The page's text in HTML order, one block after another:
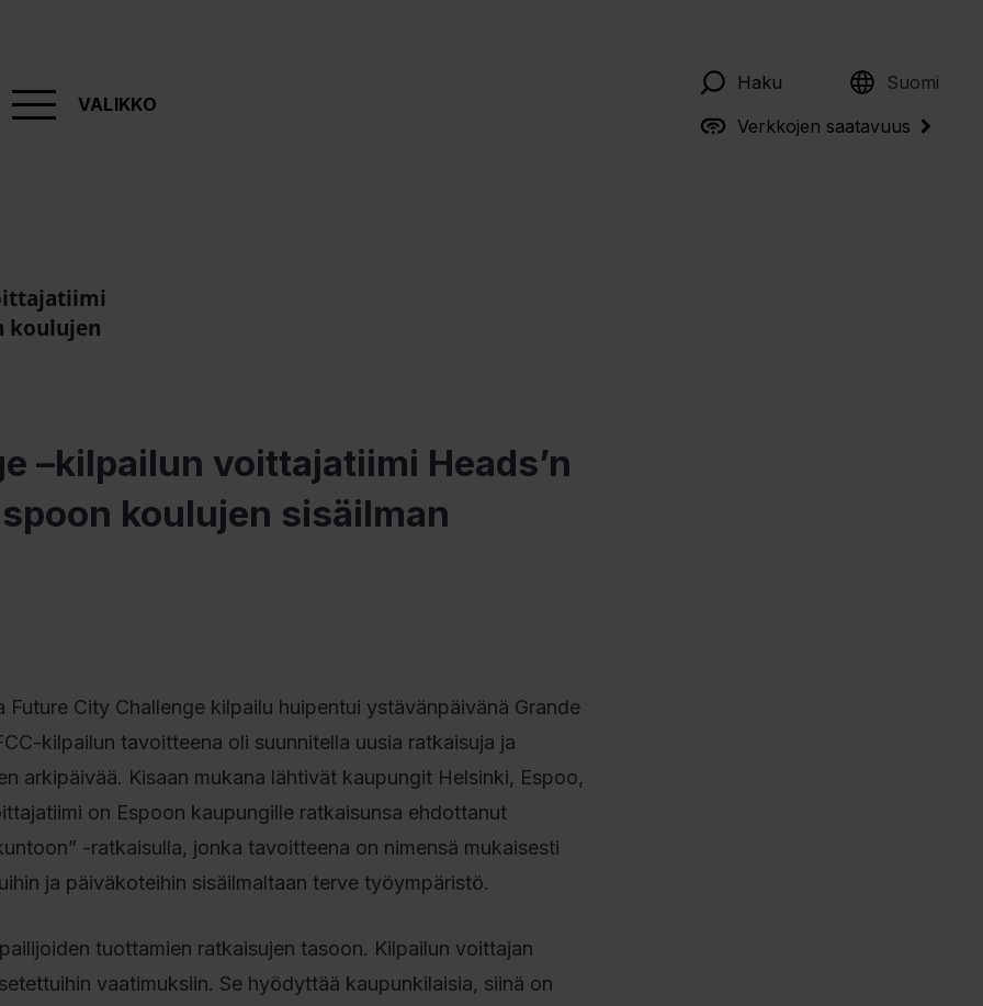
VALIKKO
Haku Suomi
English
Verkkojen saatavuus
koulujen
–kilpailun voittajatiimi Heads’n
koulujen sisäilman
City Challenge kilpailu huipentui ystävänpäivänä Grande
kilpailun tavoitteena oli suunnitella uusia ratkaisuja ja
arkipäivää. Kisaan mukana lähtivät kaupungit Helsinki, Espoo,
on Espoon kaupungille ratkaisunsa ehdottanut
-ratkaisulla, jonka tavoitteena on nimensä mukaisesti
ja päiväkoteihin sisäilmaltaan terve työympäristö.
tuottamien ratkaisujen tasoon. Kilpailun voittajan
vaatimuksiin. Se hyödyttää kaupunkilaisia, siinä on